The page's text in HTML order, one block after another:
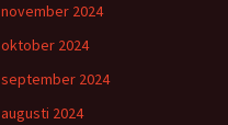
november 2024
oktober 2024
september 2024
augusti 2024